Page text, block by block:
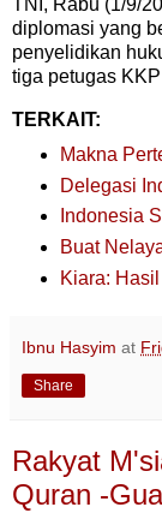
diplomasi yang
penyelidikan
tiga petugas
TERKAIT:
Makna
Delegasi
Indonesia
Buat
Kiara:
Ibnu Hasyim at
Share
Rakyat
Quran -